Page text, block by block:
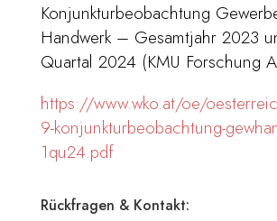
Konjunkturbeobachtung
Handwerk – Gesamtjahr 2023
Quartal 2024 (KMU Forschung
https://www.wko.at/oe/
9-konjunkturbeobachtung-
1qu24.pdf
Rückfragen & Kontakt: